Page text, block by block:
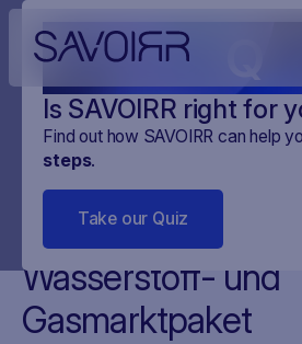
Is SAVOIRR right for
Find out how SAVOIRR can help
steps.
Take our Quiz
Kontroversen über
Wasserstoff- und
Gasmarktpaket